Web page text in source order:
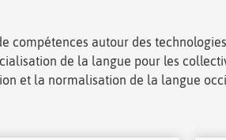
compétences autour des
de la langue pour les
et la normalisation de la langue